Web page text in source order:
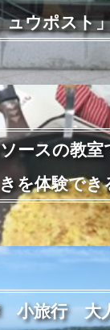
ュウポスト
ースの教室
きを体験でき
小旅行 大